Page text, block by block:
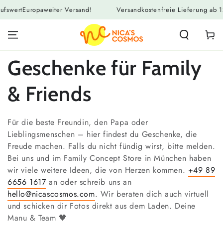
ZUM INHALT
SPRINGEN
Versand! Versandkostenfreie Lieferung ab 125,00€
Kollektion:
Geschenke für Family
& Friends
Für die beste Freundin, den Papa oder
Lieblingsmenschen – hier findest du Geschenke, die
Freude machen. Falls du nicht fündig wirst, bitte melden.
Bei uns und im Family Concept Store in München haben
wir viele weitere Ideen, die von Herzen kommen. +49 89
6656 1617 an oder schreib uns an
hello@nicascosmos.com. Wir beraten dich auch virtuell
und schicken dir Fotos direkt aus dem Laden. Deine
Manu & Team 🧡